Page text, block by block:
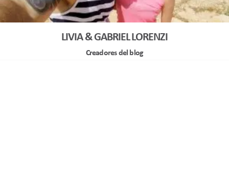
LIVIA & GABRIEL LORENZI
Creadores del blog